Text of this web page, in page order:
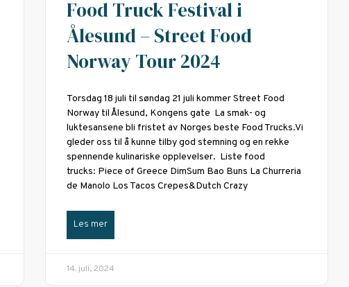
Food Truck Festival i
Ålesund – Street Food
Norway Tour 2024
Torsdag 18 juli til søndag 21 juli kommer Street Food
Norway til Ålesund, Kongens gate La smak- og
luktesansene bli fristet av Norges beste Food Trucks.Vi
gleder oss til å kunne tilby god stemning og en rekke
spennende kulinariske opplevelser. Liste food
trucks: Piece of Greece DimSum Bao Buns La Churreria
de Manolo Los Tacos Crepes&Dutch Crazy
Les mer
14. juli, 2024